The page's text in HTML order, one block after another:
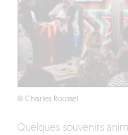
© Charles Roussel
Quelques souvenirs